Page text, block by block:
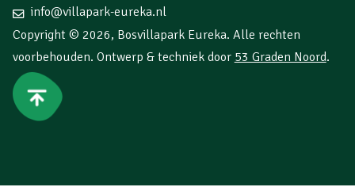
info@villapark-eureka.nl
Copyright © 2026, Bosvillapark Eureka. Alle rechten
voorbehouden. Ontwerp & techniek door 53 Graden Noord.